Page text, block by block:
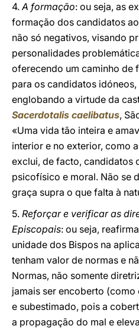
4.A formação: ou seja, as
formação dos candidatos
não só negativos, visando
personalidades
oferecendo um caminho de
para os candidatos
englobando a virtude da
Sacerdotalis caelibatus,
«Uma vida tão inteira e
interior e no exterior, como
exclui, de facto, candidatos
psicofísico e moral. Não se
graça supra o que falta à
5. Reforçar e verificar as
Episcopais: ou seja,
unidade dos Bispos na
tenham valor de normas e
Normas, não somente
jamais ser encoberto (como
e subestimado, pois a
a propagação do mal e